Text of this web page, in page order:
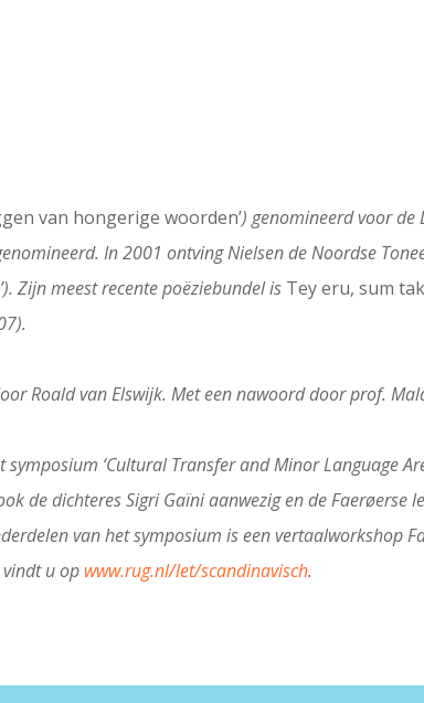
van hongerige woorden’) genomineerd voor
In 2001 ontving Nielsen de Noordse
’). Zijn meest recente poëziebundel is Tey eru, sum
Roald van Elswijk. Met een nawoord door prof.
‘Cultural Transfer and Minor Language
de dichteres Sigri Gaïni aanwezig en de Faerøerse
van het symposium is een vertaalworkshop
u op www.rug.nl/let/scandinavisch.